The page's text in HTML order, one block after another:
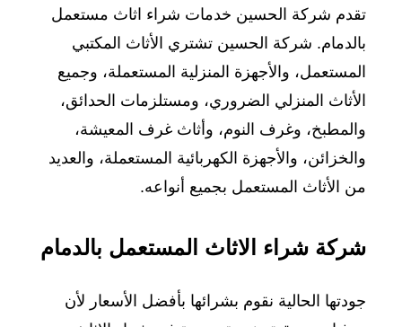
تقدم شركة الحسين خدمات شراء اثاث مستعمل
بالدمام. شركة الحسين تشتري الأثاث المكتبي
المستعمل، والأجهزة المنزلية المستعملة، وجميع
الأثاث المنزلي الضروري، ومستلزمات الحدائق،
والمطبخ، وغرف النوم، وأثاث غرف المعيشة،
والخزائن، والأجهزة الكهربائية المستعملة، والعديد
من الأثاث المستعمل بجميع أنواعه.
شركة شراء الاثاث المستعمل بالدمام
جودتها الحالية نقوم بشرائها بأفضل الأسعار لأن